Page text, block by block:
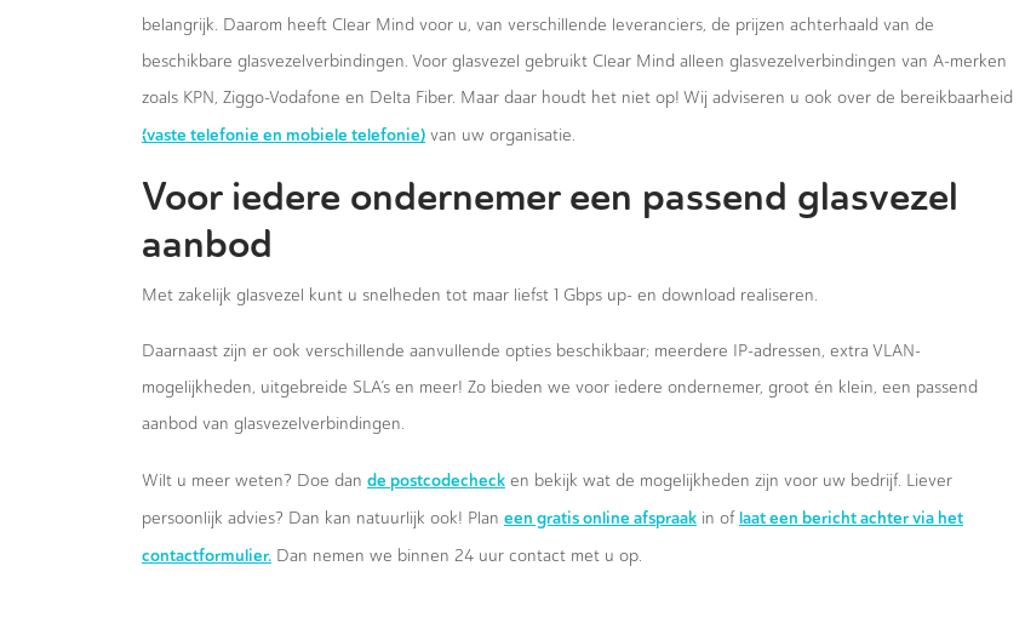
belangrijk. Daarom heeft Clear Mind voor u, van verschillende leveranciers, de prijzen achterhaald van de
beschikbare glasvezelverbindingen. Voor glasvezel gebruikt Clear Mind alleen glasvezelverbindingen van A-merken
zoals KPN, Ziggo-Vodafone en Delta Fiber. Maar daar houdt het niet op! Wij adviseren u ook over de bereikbaarheid
(vaste telefonie en mobiele telefonie) van uw organisatie.
Voor iedere ondernemer een passend glasvezel
aanbod
Met zakelijk glasvezel kunt u snelheden tot maar liefst 1 Gbps up- en download realiseren.
Daarnaast zijn er ook verschillende aanvullende opties beschikbaar; meerdere IP-adressen, extra VLAN-
mogelijkheden, uitgebreide SLA’s en meer! Zo bieden we voor iedere ondernemer, groot én klein, een passend
aanbod van glasvezelverbindingen.
Wilt u meer weten? Doe dan de postcodecheck en bekijk wat de mogelijkheden zijn voor uw bedrijf. Liever
persoonlijk advies? Dan kan natuurlijk ook! Plan een gratis online afspraak in of laat een bericht achter via het
contactformulier. Dan nemen we binnen 24 uur contact met u op.